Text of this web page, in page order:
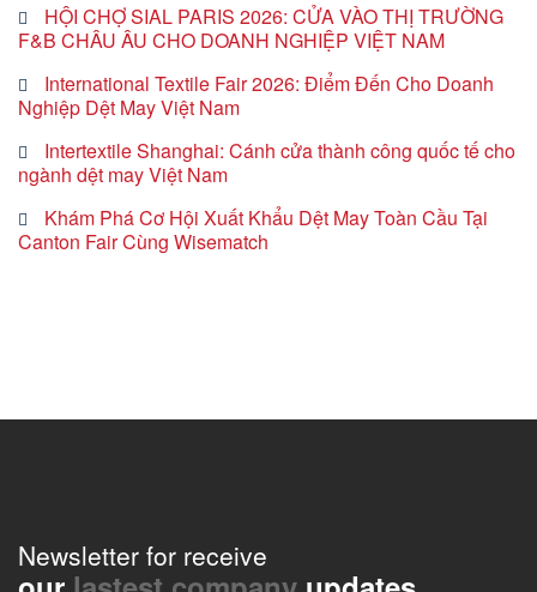
HỘI CHỢ SIAL PARIS 2026: CỬA VÀO THỊ TRƯỜNG
F&B CHÂU ÂU CHO DOANH NGHIỆP VIỆT NAM
International Textile Fair 2026: Điểm Đến Cho Doanh
Nghiệp Dệt May Việt Nam
Intertextile Shanghai: Cánh cửa thành công quốc tế cho
ngành dệt may Việt Nam
Khám Phá Cơ Hội Xuất Khẩu Dệt May Toàn Cầu Tại
Canton Fair Cùng Wisematch
Newsletter for receive